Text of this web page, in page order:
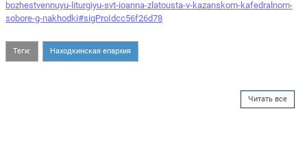
bozhestvennuyu-liturgiyu-svt-ioanna-zlatousta-v-kazanskom-kafedralnom-
sobore-g-nakhodki#sigProIdcc56f26d78
Теги: Находкинская епархия
Читать все